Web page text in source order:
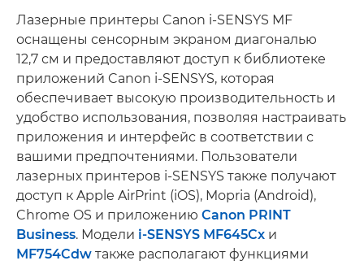
Лазерные принтеры Canon i-SENSYS MF
оснащены сенсорным экраном диагональю
12,7 см и предоставляют доступ к библиотеке
приложений Canon i-SENSYS, которая
обеспечивает высокую производительность и
удобство использования, позволяя настраивать
приложения и интерфейс в соответствии с
вашими предпочтениями. Пользователи
лазерных принтеров i-SENSYS также получают
доступ к Apple AirPrint (iOS), Mopria (Android),
Chrome OS и приложению Canon PRINT
Business. Модели i-SENSYS MF645Cx и
MF754Cdw также располагают функциями